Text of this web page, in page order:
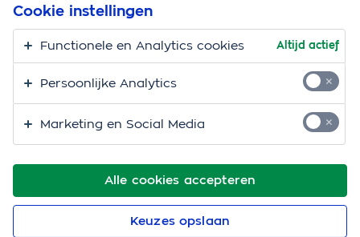
Alle cookies accepteren
Cookie instellingen
Functionele en Analytics cookies Altijd actief
Persoonlijke Analytics
Marketing en Social Media
Keuzes opslaan